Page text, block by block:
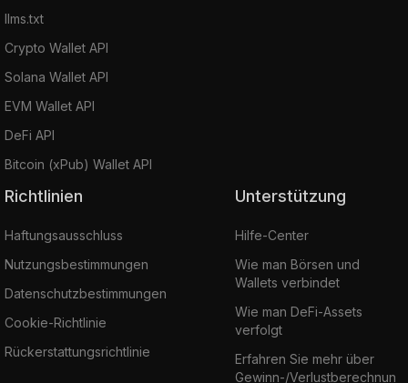
llms.txt
Crypto Wallet API
Solana Wallet API
EVM Wallet API
DeFi API
Bitcoin (xPub) Wallet API
Richtlinien
Haftungsausschluss
Nutzungsbestimmungen
Datenschutzbestimmungen
Cookie-Richtlinie
Rückerstattungsrichtlinie
Unterstützung
Hilfe-Center
Wie man Börsen und
Wallets verbindet
Wie man DeFi-Assets
verfolgt
Erfahren Sie mehr über
Gewinn-/Verlustberechnun